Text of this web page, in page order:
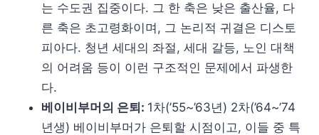
는 수도권 집중이다. 그 한 축은 낮은 출산율, 다
른 축은 초고령화이며, 그 논리적 귀결은 디스토
피아다. 청년 세대의 좌절, 세대 갈등, 노인 대책
의 어려움 등이 이런 구조적인 문제에서 파생한
다.
베이비부머의 은퇴: 1차(’55~’63년) 2차(’64~’74
년생) 베이비부머가 은퇴할 시점이고, 이들 중 특